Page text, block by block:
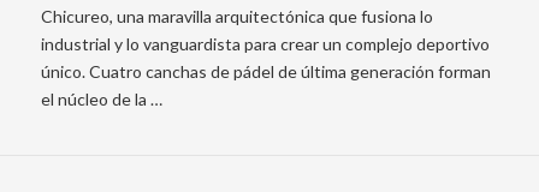
Chicureo, una maravilla arquitectónica que fusiona lo
industrial y lo vanguardista para crear un complejo deportivo
único. Cuatro canchas de pádel de última generación forman
el núcleo de la …